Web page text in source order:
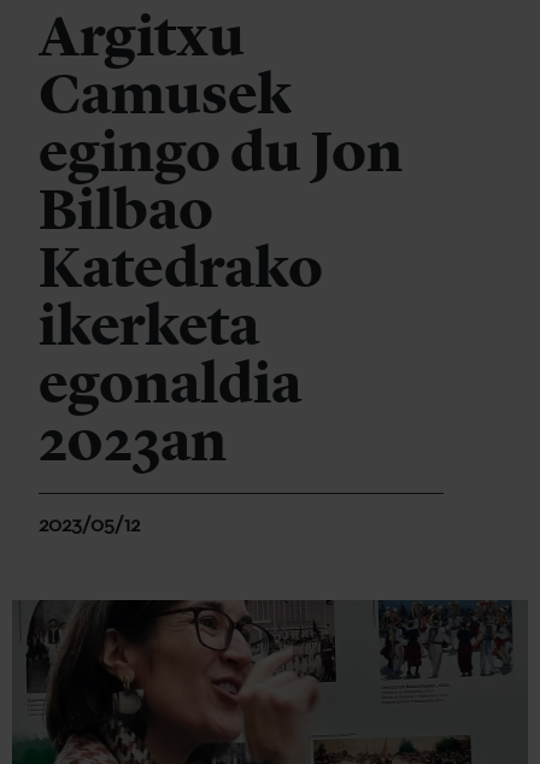
Argitxu
Camusek
egingo du Jon
Bilbao
Katedrako
ikerketa
egonaldia
2023an
2023/05/12